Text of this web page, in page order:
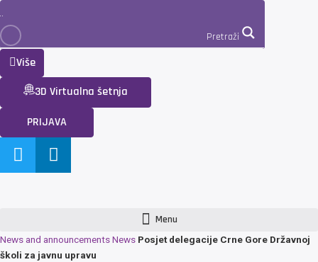
Pretraži
Više
3D Virtualna šetnja
PRIJAVA
Menu
News and announcementsNews Posjet delegacije Crne Gore Državnoj
školi za javnu upravu